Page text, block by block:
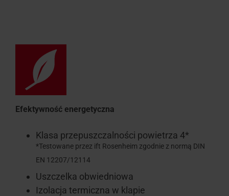
Efektywność energetyczna
Klasa przepuszczalności powietrza 4*
*Testowane przez ift Rosenheim zgodnie z normą DIN
EN 12207/12114
Uszczelka obwiedniowa
Izolacja termiczna w klapie